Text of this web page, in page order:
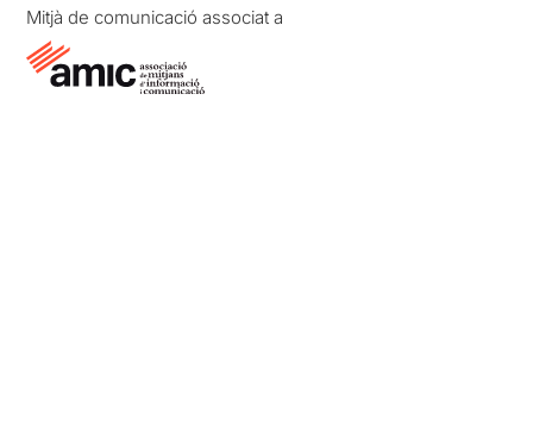
Mitjà de comunicació associat a